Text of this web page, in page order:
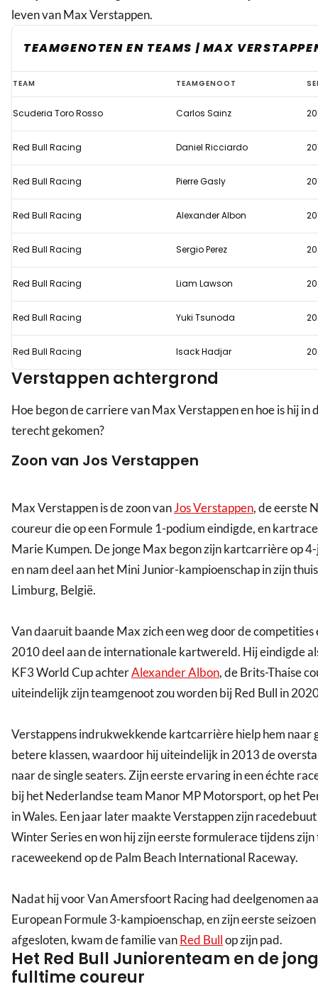
leven van Max Verstappen.
TEAMGENOTEN EN TEAMS | MAX
Max
Verstappen
TEAM TEAMGENOOT
Scuderia Toro Rosso Carlos Sainz
Red Bull Racing Daniel Ricciardo
Red Bull Racing Pierre Gasly
Red Bull Racing Alexander Albon
Red Bull Racing Sergio Perez
Red Bull Racing Liam Lawson
Red Bull Racing Yuki Tsunoda
Red Bull Racing Isack Hadjar
Verstappen achtergrond
Hoe begon de carriere van Max Verstappen en hoe is hij in
terecht gekomen?
Zoon van Jos Verstappen
Max Verstappen is de zoon vanJos Verstappen, de eerste
coureur die op een Formule 1-podium eindigde, en
Marie Kumpen. De jonge Max begon zijn kartcarrière op
en nam deel aan het Mini Junior-kampioenschap in zijn
Limburg, België.
Van daaruit baande Max zich een weg door de competities
2010 deel aan de internationale kartwereld. Hij eindigde
KF3 World Cup achterAlexander Albon, de Brits-Thaise
uiteindelijk zijn teamgenoot zou worden bij Red Bull in
Verstappens indrukwekkende kartcarrière hielp hem naar
betere klassen, waardoor hij uiteindelijk in 2013 de
naar de single seaters. Zijn eerste ervaring in een échte
bij het Nederlandse team Manor MP Motorsport, op het
in Wales. Een jaar later maakte Verstappen zijn
Winter Series en won hij zijn eerste formulerace tijdens
raceweekend op de Palm Beach International Raceway.
Nadat hij voor Van Amersfoort Racing had deelgenomen
European Formule 3-kampioenschap, en zijn eerste
afgesloten, kwam de familie vanRed Bullop zijn pad.
Het Red Bull Juniorenteam en de
fulltime coureur